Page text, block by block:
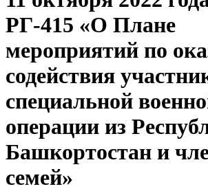
РГ-415 «О Плане
мероприятий по
содействия
специальной
операции из
Башкортостан и
семей»